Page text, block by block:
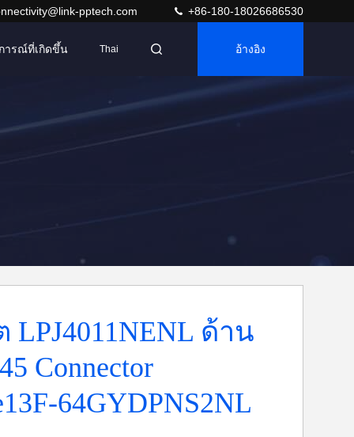
pptech.com +86-180-18026686530
ารณ์ที่เกิดขึ้น Thai อ้างอิง
LPJ4011NENL ด้าน
Connector
64GYDPNS2NL